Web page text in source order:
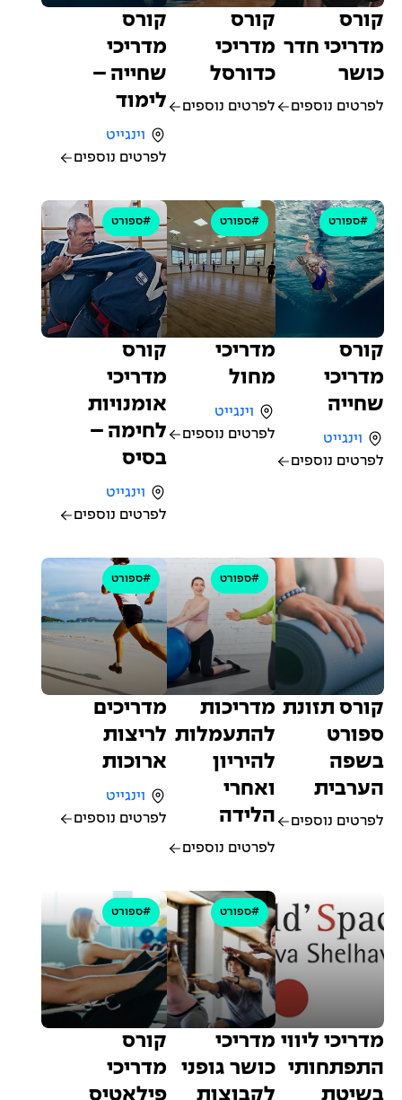
קורס
מדריכי חדר
כושר
לפרטים נוספים
קורס
מדריכי
כדורסל
לפרטים נוספים
קורס
מדריכי
שחייה –
לימוד
וינגייט
לפרטים נוספים
#ספורט
קורס
מדריכי
שחייה
וינגייט
לפרטים נוספים
#ספורט
מדריכי
מחול
וינגייט
לפרטים נוספים
#ספורט
קורס
מדריכי
אומנויות
לחימה –
בסיס
וינגייט
לפרטים נוספים
קורס תזונת
ספורט
בשפה
הערבית
לפרטים נוספים
#ספורט
מדריכות
להתעמלות
להיריון
ואחרי
הלידה
לפרטים נוספים
#ספורט
מדריכים
לריצות
ארוכות
וינגייט
לפרטים נוספים
מדריכי ליווי
התפתחותי
בשיטת
#ספורט
מדריכי
כושר גופני
לקבוצות
#ספורט
קורס
מדריכי
פילאטיס